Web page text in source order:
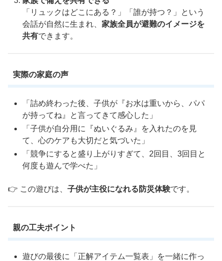
「リュックはどこにある？」「誰が持つ？」という
会話が自然に生まれ、家族全員が避難のイメージを
共有できます。
実際の家庭の声
「詰め終わった後、子供が『お水は重いから、パパ
が持ってね』と言ってきて感心した」
「子供が自分用に『ぬいぐるみ』を入れたのを見
て、心のケアも大切だと気づいた」
「競争にすると盛り上がりすぎて、2回目、3回目と
何度も遊んで学べた」
👉 この遊びは、 子供が主役になれる防災体験です。
親の工夫ポイント
遊びの最後に「正解アイテム一覧表」を一緒に作っ